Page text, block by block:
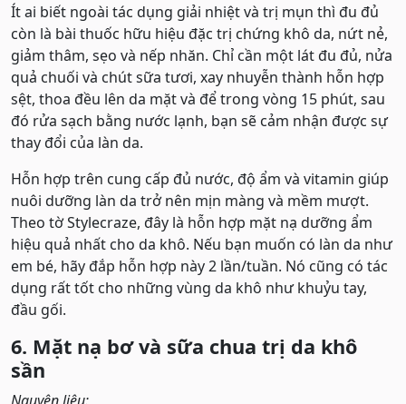
Ít ai biết ngoài tác dụng giải nhiệt và trị mụn thì đu đủ
còn là bài thuốc hữu hiệu đặc trị chứng khô da, nứt nẻ,
giảm thâm, sẹo và nếp nhăn. Chỉ cần một lát đu đủ, nửa
quả chuối và chút sữa tươi, xay nhuyễn thành hỗn hợp
sệt, thoa đều lên da mặt và để trong vòng 15 phút, sau
đó rửa sạch bằng nước lạnh, bạn sẽ cảm nhận được sự
thay đổi của làn da.
Hỗn hợp trên cung cấp đủ nước, độ ẩm và vitamin giúp
nuôi dưỡng làn da trở nên mịn màng và mềm mượt.
Theo tờ Stylecraze, đây là hỗn hợp mặt nạ dưỡng ẩm
hiệu quả nhất cho da khô. Nếu bạn muốn có làn da như
em bé, hãy đắp hỗn hợp này 2 lần/tuần. Nó cũng có tác
dụng rất tốt cho những vùng da khô như khuỷu tay,
đầu gối.
6. Mặt nạ bơ và sữa chua trị da khô
sần